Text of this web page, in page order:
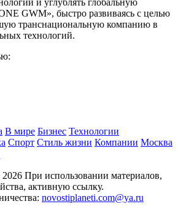
и углублять глобальную
GWM», быстро развиваясь с целью
транснациональную компанию в
технологий.
В мире Бизнес Технологии
Спорт Стиль жизни Компании Москва
При использовании материалов,
активную ссылку.
novostiplaneti.com@ya.ru